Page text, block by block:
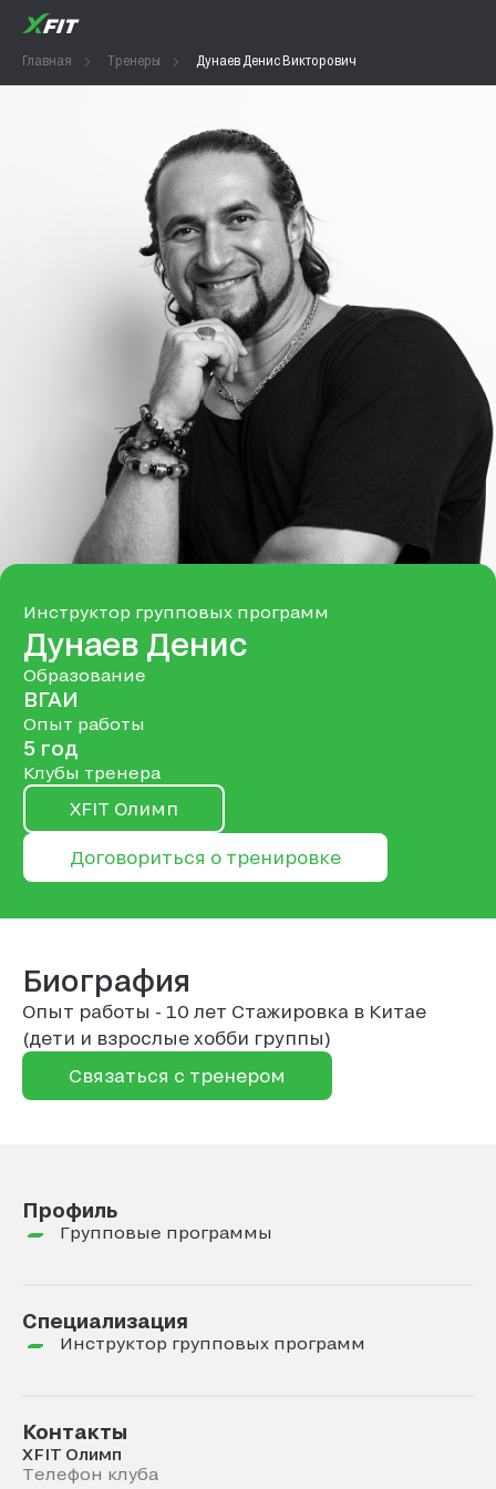
Главная Тренеры Дунаев Денис Викторович
Инструктор групповых программ
Дунаев Денис
Образование
ВГАИ
Опыт работы
5 год
Клубы тренера
XFIT Олимп
Договориться о тренировке
Биография
Опыт работы - 10 лет Стажировка в Китае
(дети и взрослые хобби группы)
Связаться с тренером
Профиль
Групповые программы
Специализация
Инструктор групповых программ
Контакты
XFIT Олимп
Телефон клуба